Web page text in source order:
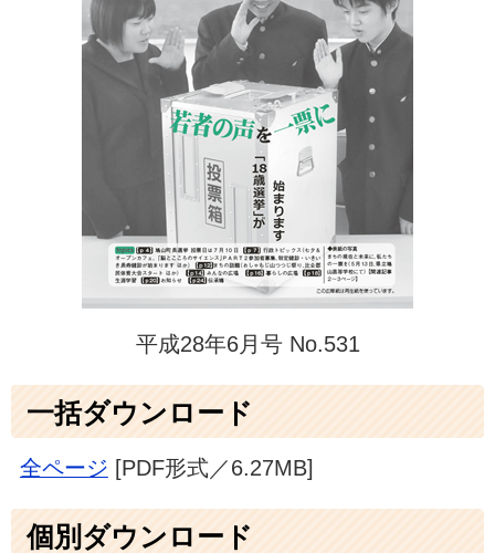
平成28年6月号 No.531
一括ダウンロード
全ページ [PDF形式／6.27MB]
個別ダウンロード